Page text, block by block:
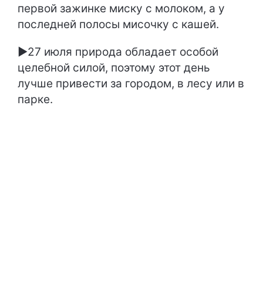
первой зажинке миску с молоком, а у
последней полосы мисочку с кашей.
►27 июля природа обладает особой
целебной силой, поэтому этот день
лучше привести за городом, в лесу или в
парке.